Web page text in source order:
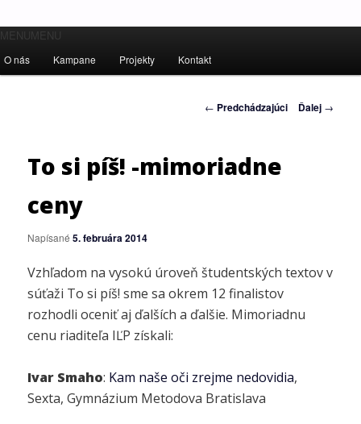
Inštitút ľudských práv – Human
Ľudské práva pre všetkých!
Hlavné
Preskočiť
na
MENU MENU
O nás Kampane Projekty Kontakt
Navigácia
← Predchádzajúci Ďalej →
To si píš! -mimoriadne
ceny
Napísané5. februára 2014
Vzhľadom na vysokú úroveň študentských textov v
súťaži To si píš! sme sa okrem 12 finalistov
rozhodli oceniť aj ďalších a ďalšie. Mimoriadnu
cenu riaditeľa IĽP získali:
Ivar Smaho: Kam naše oči zrejme nedovidia,
Sexta, Gymnázium Metodova Bratislava